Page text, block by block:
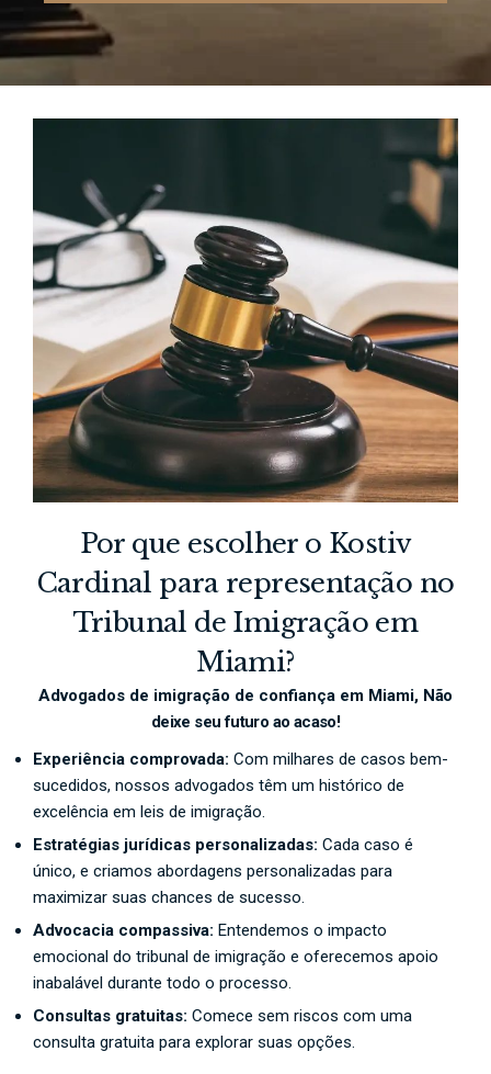
Por que escolher o Kostiv
Cardinal para representação no
Tribunal de Imigração em
Miami?
Advogados de imigração de confiança em Miami, Não
deixe seu futuro ao acaso!
Experiência comprovada: Com milhares de casos bem-
sucedidos, nossos advogados têm um histórico de
excelência em leis de imigração.
Estratégias jurídicas personalizadas: Cada caso é
único, e criamos abordagens personalizadas para
maximizar suas chances de sucesso.
Advocacia compassiva: Entendemos o impacto
emocional do tribunal de imigração e oferecemos apoio
inabalável durante todo o processo.
Consultas gratuitas: Comece sem riscos com uma
consulta gratuita para explorar suas opções.